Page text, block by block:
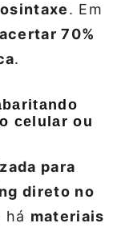
. Em
acertar 70%
.
celular ou
para
direto no
há materiais